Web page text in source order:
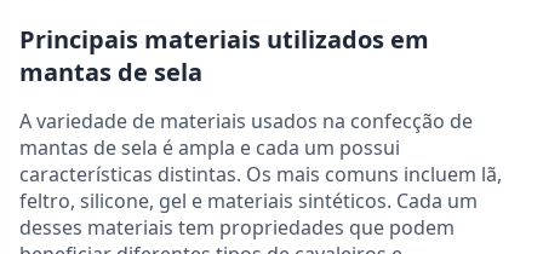
Principais materiais utilizados em
mantas de sela
A variedade de materiais usados na confecção de
mantas de sela é ampla e cada um possui
características distintas. Os mais comuns incluem lã,
feltro, silicone, gel e materiais sintéticos. Cada um
desses materiais tem propriedades que podem